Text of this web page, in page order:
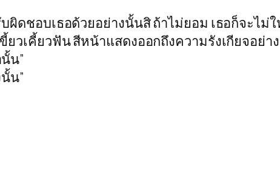
ดชอบเธอด้วยอย่างนั้นสิ ถ้าไม่ยอม เธอก็จะไม่
วเคี้ยวฟัน สีหน้าแสดงออกถึงความรังเกียจอย่า
น”
น”